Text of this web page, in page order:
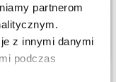
partnerom
z innymi danymi
podczas